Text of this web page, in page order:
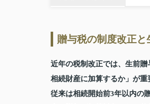
贈与税の制度改正
近年の税制改正では、生前
相続財産に加算するか」が重
従来は相続開始前3年以内の